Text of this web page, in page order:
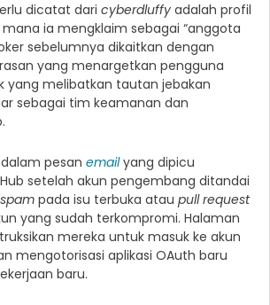
dicatat dari cyberdluffy adalah profil
ia mengklaim sebagai “anggota
sebelumnya dikaitkan dengan
yang menargetkan pengguna
yang melibatkan tautan jebakan
sebagai tim keamanan dan
pesan emailyang dipicu
setelah akun pengembang ditandai
spam pada isu terbuka atau pull request
yang sudah terkompromi. Halaman
mereka untuk masuk ke akun
mengotorisasi aplikasi OAuth baru
baru.